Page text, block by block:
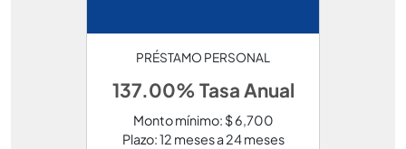
PRÉSTAMO PERSONAL
137.00% Tasa Anual
Monto mínimo: $ 6,700
Plazo: 12 meses a 24 meses